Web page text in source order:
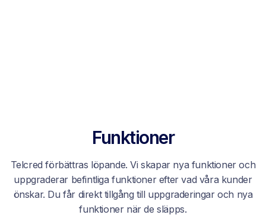
Funktioner
Telcred förbättras löpande. Vi skapar nya funktioner och
uppgraderar befintliga funktioner efter vad våra kunder
önskar. Du får direkt tillgång till uppgraderingar och nya
funktioner när de släpps.